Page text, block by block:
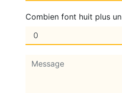
Combien font huit plus un